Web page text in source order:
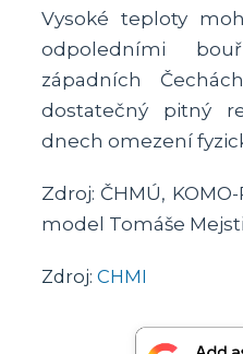
Vysoké teploty
odpoledními
západních
dostatečný pitný
dnech omezení
Zdroj: ČHMÚ,
model Tomáše
Zdroj:CHMI